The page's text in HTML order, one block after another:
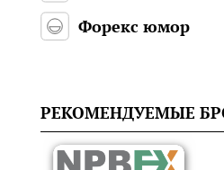
Форекс юмор
РЕКОМЕНДУЕМЫЕ